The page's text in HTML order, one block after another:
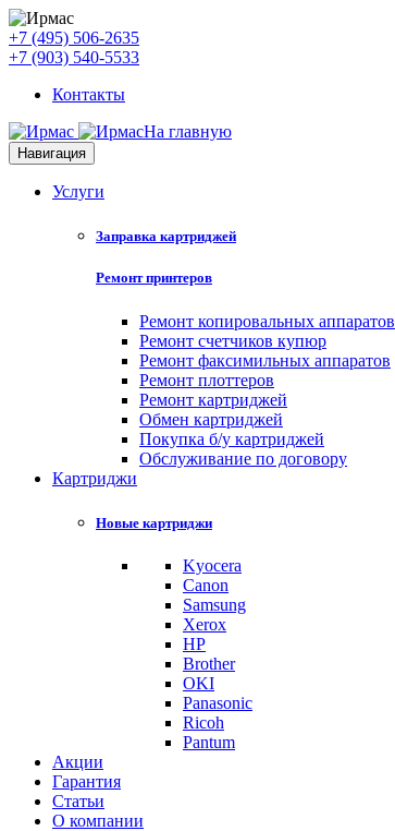
+7 (495) 506-2635
+7 (903) 540-5533
Контакты
На главную
Навигация
Услуги
Заправка картриджей
Ремонт принтеров
Ремонт копировальных аппаратов
Ремонт счетчиков купюр
Ремонт факсимильных аппаратов
Ремонт плоттеров
Ремонт картриджей
Обмен картриджей
Покупка б/у картриджей
Обслуживание по договору
Картриджи
Новые картриджи
Kyocera
Canon
Samsung
Xerox
HP
Brother
OKI
Panasonic
Ricoh
Pantum
Акции
Гарантия
Статьи
О компании